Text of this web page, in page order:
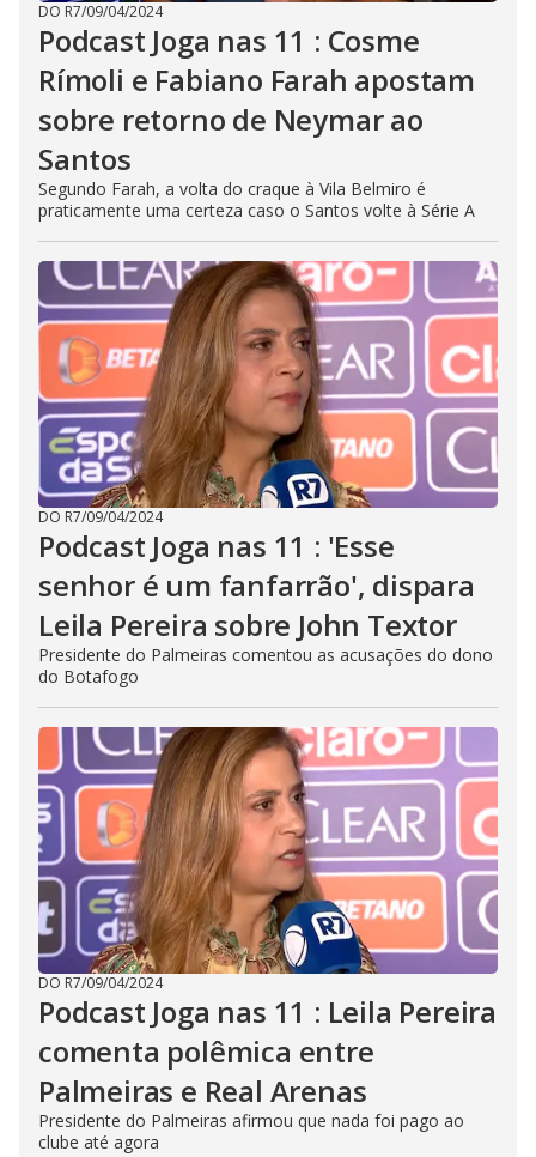
DO R7/09/04/2024
Podcast Joga nas 11 : Cosme
Rímoli e Fabiano Farah apostam
sobre retorno de Neymar ao
Santos
Segundo Farah, a volta do craque à Vila Belmiro é
praticamente uma certeza caso o Santos volte à Série A
DO R7/09/04/2024
Podcast Joga nas 11 : 'Esse
senhor é um fanfarrão', dispara
Leila Pereira sobre John Textor
Presidente do Palmeiras comentou as acusações do dono
do Botafogo
DO R7/09/04/2024
Podcast Joga nas 11 : Leila Pereira
comenta polêmica entre
Palmeiras e Real Arenas
Presidente do Palmeiras afirmou que nada foi pago ao
clube até agora